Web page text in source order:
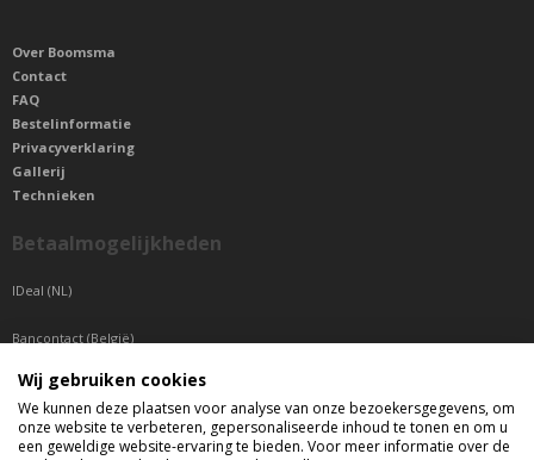
Over Boomsma
Contact
FAQ
Bestelinformatie
Privacyverklaring
Gallerij
Technieken
Betaalmogelijkheden
IDeal (NL)
Bancontact (België)
Sepa betaling (Overige landen)
Telefonisch bereikbaar
Wij gebruiken cookies
We kunnen deze plaatsen voor analyse van onze bezoekersgegevens, om
onze website te verbeteren, gepersonaliseerde inhoud te tonen en om u
een geweldige website-ervaring te bieden. Voor meer informatie over de